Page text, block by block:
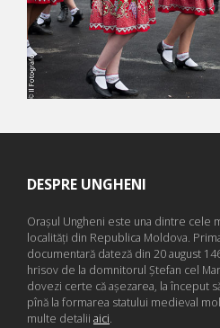
DESPRE UNGHENI
Oraşul Ungheni este una dintre cele
localităţi din Republica Moldova.
documentară dateză din 20 august
hrisov de la domnitorul Ştefan cel
dovezi certe că aşezarea, la început
pînă la formarea statului medieval
multe detalii aici.